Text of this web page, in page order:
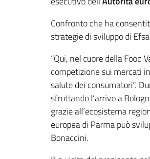
Confronto che ha
strategie di sviluppo di
“Qui, nel cuore della
competizione sui mercati
salute dei consumatori”.
sfruttando l’arrivo a
grazie all’ecosistema
europea di Parma può
Bonaccini.